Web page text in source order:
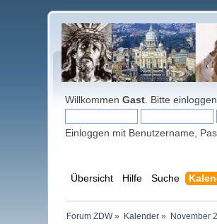
WillkommenGast . Bitteeinloggen
Einloggen mit Benutzername,
Übersicht Hilfe Suche
Forum ZDW» Kalender» November